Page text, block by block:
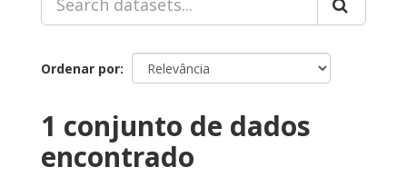
Ordenar por
1 conjunto de dados
encontrado